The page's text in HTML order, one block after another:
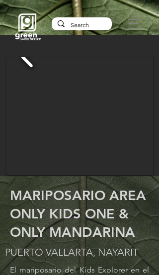
MARIPOSARIO AREA
ONLY KIDS ONE &
ONLY MANDARINA
PUERTO VALLARTA, NAYARIT
El mariposario del Kids Explorer en el